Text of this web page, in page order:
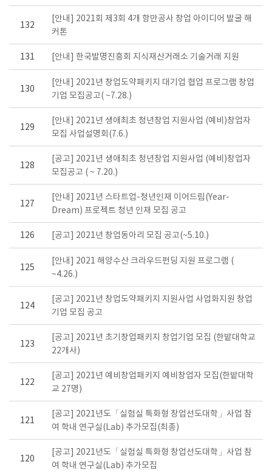
132
[안내] 2021회 제3회 4개 항만공사 창업 아이디어 발굴 해
커톤
131 [안내] 한국발명진흥회 지식재산거래소 기술거래 지원
130
[안내] 2021년 창업도약패키지 대기업 협업 프로그램 창업
기업 모집공고( ~7.28.)
129
[안내] 2021년 생애최초 청년창업 지원사업 (예비)창업자
모집 사업설명회(7.6.)
128
[공고] 2021년 생애최초 청년창업 지원사업 (예비)창업자
모집공고 ( ~ 7.20.)
127
[안내] 2021년 스타트업-청년인재 이어드림(Year-
Dream) 프로젝트 청년 인재 모집 공고
126 [공고] 2021년 창업동아리 모집 공고(~5.10.)
125
[안내] 2021 해양수산 크라우드펀딩 지원 프로그램 (
~4.26.)
124
[공고] 2021년 창업도약패키지 지원사업 사업화지원 창업
기업 모집 공고
123
[공고] 2021년 초기창업패키지 창업기업 모집 (한밭대학교
22개사)
122
[공고] 2021년 예비창업패키지 예비창업자 모집(한밭대학
교 27명)
121
[공고] 2021년도「실험실 특화형 창업선도대학」사업 참
여 학내 연구실(Lab) 추가모집(최종)
120
[공고] 2021년도「실험실 특화형 창업선도대학」사업 참
여 학내 연구실(Lab) 추가모집